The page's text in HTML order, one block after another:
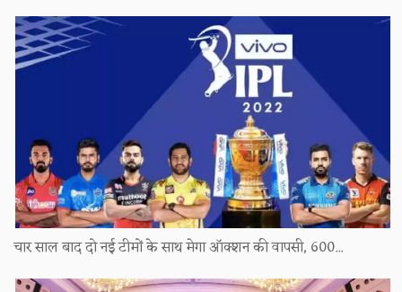
चार साल बाद दो नई टीमों के साथ मेगा ऑक्शन की वापसी, 600...